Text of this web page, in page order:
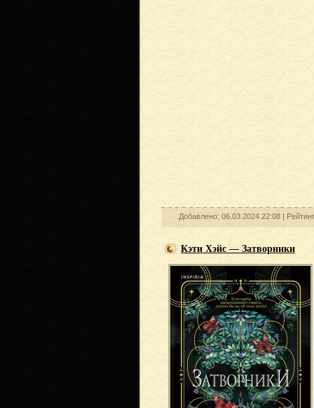
Добавлено: 06.03.2024 22:08 |
Кэти Хэйс — Затворники